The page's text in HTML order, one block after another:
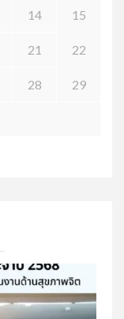
14 15
21 22
28 29